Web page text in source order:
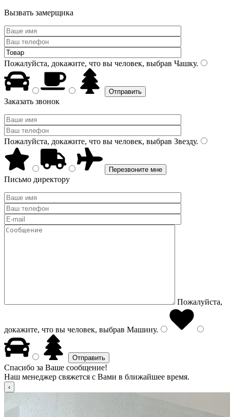
Вызвать замерщика
Пожалуйста, докажите, что вы человек, выбрав Чашку.
Заказать звонок
Пожалуйста, докажите, что вы человек, выбрав Звезду.
Письмо директору
Пожалуйста,
докажите, что вы человек, выбрав Машину.
Спасибо за Ваше сообщение!
Наш менеджер свяжется с Вами в ближайшее время.